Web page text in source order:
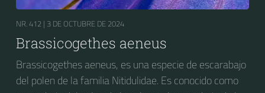
NR. 412 | 3 DE OCTUBRE DE 2024
Brassicogethes aeneus
Brassicogethes aeneus, es una especie de escarabajo
del polen de la familia Nitidulidae. Es conocido como